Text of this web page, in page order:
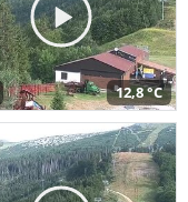
12,8 °C